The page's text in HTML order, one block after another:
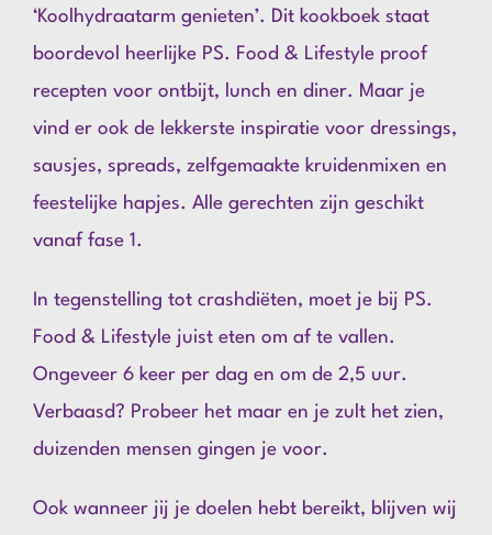
‘Koolhydraatarm genieten’. Dit kookboek staat
boordevol heerlijke PS. Food & Lifestyle proof
recepten voor ontbijt, lunch en diner. Maar je
vind er ook de lekkerste inspiratie voor dressings,
sausjes, spreads, zelfgemaakte kruidenmixen en
feestelijke hapjes. Alle gerechten zijn geschikt
vanaf fase 1.
In tegenstelling tot crashdiëten, moet je bij PS.
Food & Lifestyle juist eten om af te vallen.
Ongeveer 6 keer per dag en om de 2,5 uur.
Verbaasd? Probeer het maar en je zult het zien,
duizenden mensen gingen je voor.
Ook wanneer jij je doelen hebt bereikt, blijven wij